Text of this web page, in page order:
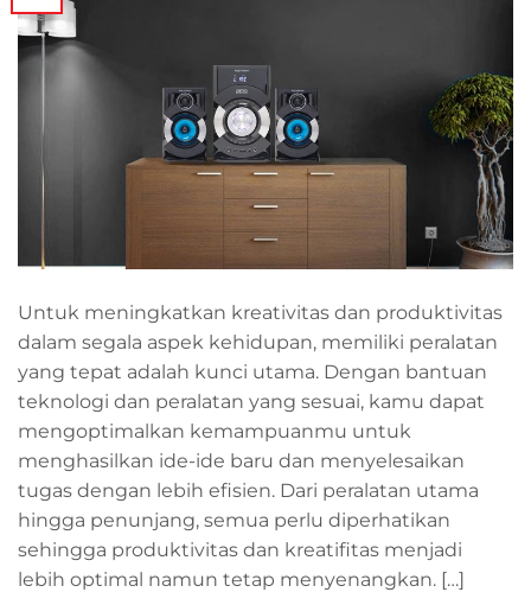
Untuk meningkatkan kreativitas dan produktivitas
dalam segala aspek kehidupan, memiliki peralatan
yang tepat adalah kunci utama. Dengan bantuan
teknologi dan peralatan yang sesuai, kamu dapat
mengoptimalkan kemampuanmu untuk
menghasilkan ide-ide baru dan menyelesaikan
tugas dengan lebih efisien. Dari peralatan utama
hingga penunjang, semua perlu diperhatikan
sehingga produktivitas dan kreatifitas menjadi
lebih optimal namun tetap menyenangkan. […]